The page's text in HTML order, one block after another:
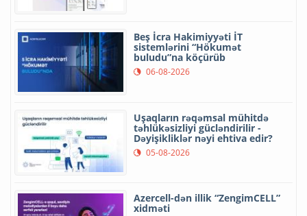
Beş İcra Hakimiyyəti İT
sistemlərini “Hökumət
buludu”na köçürüb
06-08-2026
Uşaqların rəqəmsal mühitdə
təhlükəsizliyi gücləndirilir -
Dəyişikliklər nəyi ehtiva edir?
05-08-2026
Azercell-dən illik “ZengimCELL”
xidməti